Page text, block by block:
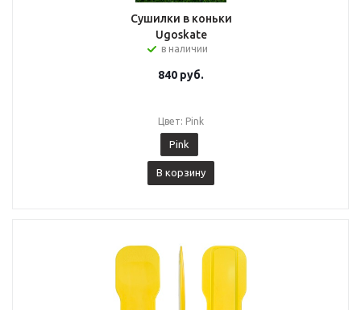
Сушилки в коньки
Ugoskate
в наличии
840 руб.
Цвет: Pink
Pink
В корзину